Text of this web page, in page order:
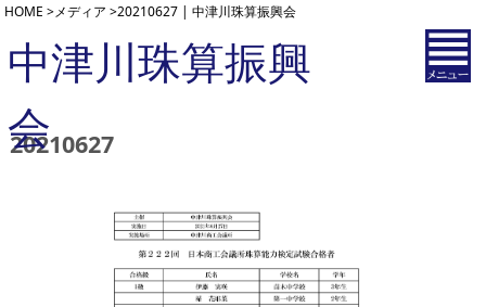
HOME >メディア >20210627 | 中津川珠算振興会
中津川珠算振興
会
20210627